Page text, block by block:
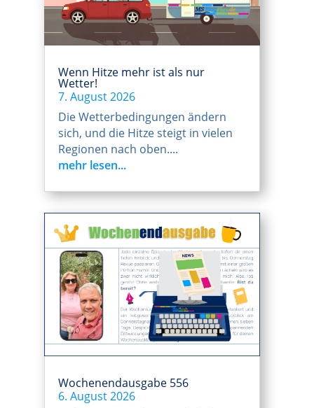
Wenn Hitze mehr ist als nur
Wetter!
7. August 2026
Die Wetterbedingungen ändern
sich, und die Hitze steigt in vielen
Regionen nach oben....
mehr lesen...
Wochenendausgabe 556
6. August 2026